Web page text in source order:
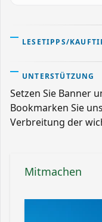
LESETIPPS/
UNTERSTÜTZUNG
Setzen Sie Banner
Bookmarken Sie
Verbreitung der
Mitmachen